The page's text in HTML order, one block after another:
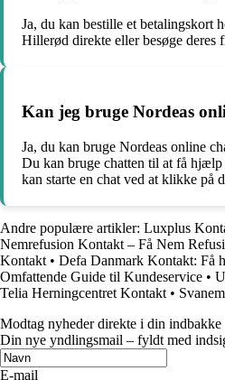
Ja, du kan bestille et betalingskort
Hillerød direkte eller besøge
Kan jeg bruge Nordeas
Ja, du kan bruge Nordeas online
Du kan bruge chatten til at få hjælp
kan starte en chat ved at klikke på
Andre populære artikler: Luxplus
Nemrefusion Kontakt – Få Nem
Kontakt • Defa Danmark Kontakt: Få
Omfattende Guide til Kundeservice •
Telia Herningcentret Kontakt •
Modtag nyheder direkte i din indbakke
Din nye yndlingsmail – fyldt med
E-mail